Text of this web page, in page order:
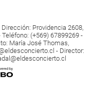
Providencia 2608,
(+569) 67899269 -
María José Thomas,
- Director: